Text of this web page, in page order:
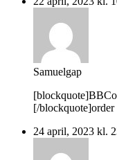
Samuelgap
[/
24 april, 2023 kl.